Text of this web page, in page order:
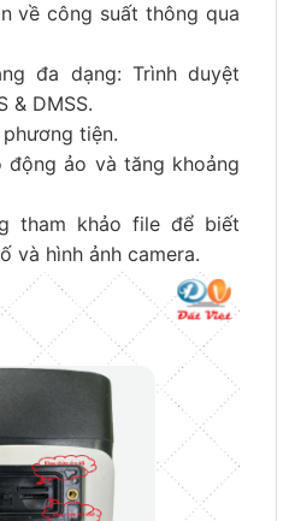
về công suất thông qua
đa dạng: Trình duyệt
& DMSS.
tiện.
động ảo và tăng khoảng
tham khảo file để biết
và hình ảnh camera.